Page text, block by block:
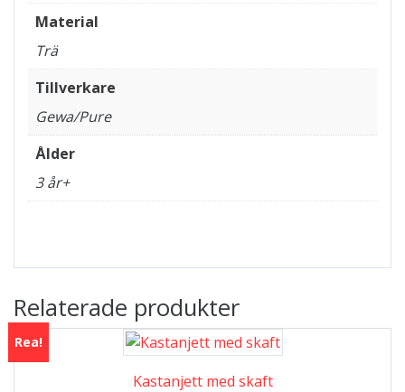
Material
Trä
Tillverkare
Gewa/Pure
Ålder
3 år+
Relaterade produkter
Rea!
Kastanjett med skaft